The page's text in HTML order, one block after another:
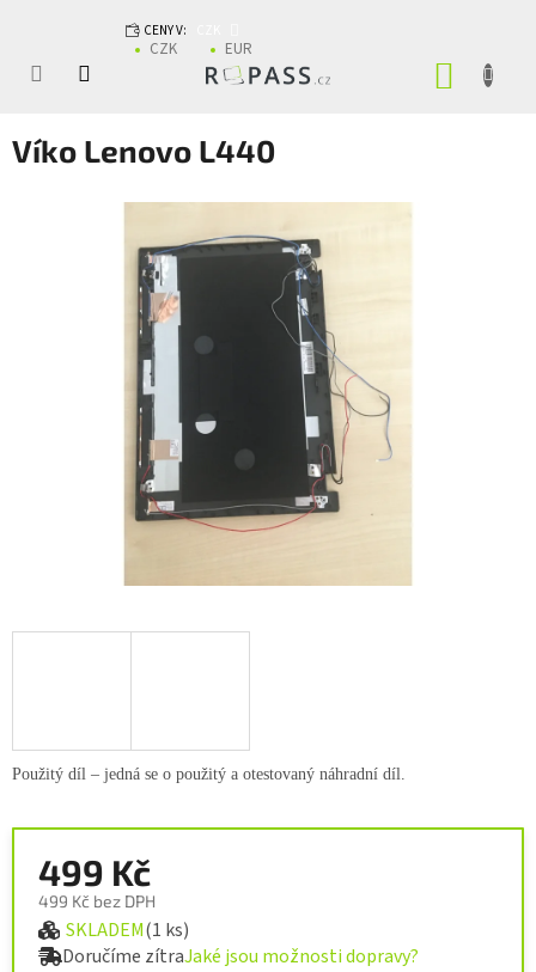
CENY V:
CZK EUR
Víko Lenovo L440
499 Kč
499 Kč bez DPH
Měrná cena:
SKLADEM(1 ks)
Doručíme zítraJaké jsou možnosti dopravy?
Použitý díl – jedná se o použitý a otestovaný náhradní díl.